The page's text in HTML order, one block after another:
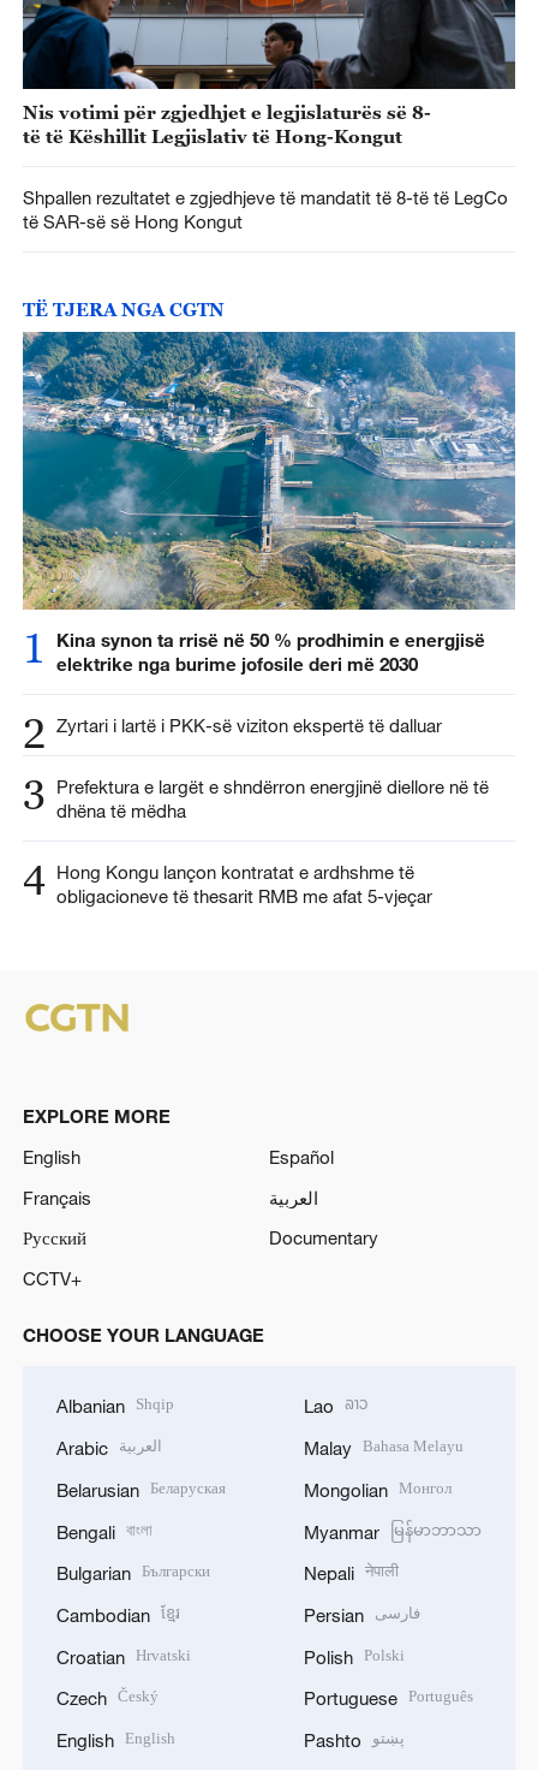
Nis votimi për zgjedhjet e legjislaturës së 8-
të të Këshillit Legjislativ të Hong-Kongut
Shpallen rezultatet e zgjedhjeve të mandatit të 8-të të LegCo
të SAR-së së Hong Kongut
TË TJERA NGA CGTN
1
Kina synon ta rrisë në 50 % prodhimin e energjisë
elektrike nga burime jofosile deri më 2030
2 Zyrtari i lartë i PKK-së viziton ekspertë të dalluar
3
Prefektura e largët e shndërron energjinë diellore në të
dhëna të mëdha
4 Hong Kongu lançon kontratat e ardhshme të
obligacioneve të thesarit RMB me afat 5-vjeçar
EXPLORE MORE
English
Español
Français
العربية
Русский
Documentary
CCTV+
CHOOSE YOUR LANGUAGE
Albanian Shqip
Arabic العربية
Belarusian Беларуская
Bengali বাংলা
Bulgarian Български
Cambodian ខ្មែរ
Croatian Hrvatski
Czech Český
English English
Lao ລາວ
Malay Bahasa Melayu
Mongolian Монгол
Myanmar မြန်မာဘာသာ
Nepali नेपाली
Persian فارسی
Polish Polski
Portuguese Português
Pashto پښتو